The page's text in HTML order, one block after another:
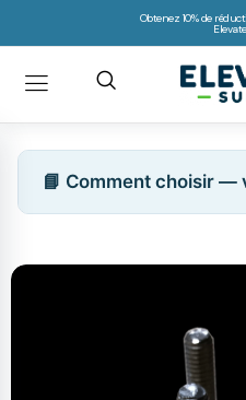
Obtenez 10% de
📘 Comment choisir